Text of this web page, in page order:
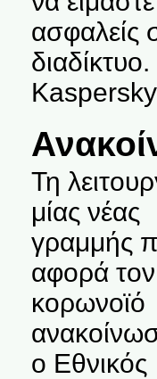
ασφαλείς
Kaspersky
Τη
μίας νέας
γραμμής
αφορά τον
κορωνοϊό
ο Εθνικός